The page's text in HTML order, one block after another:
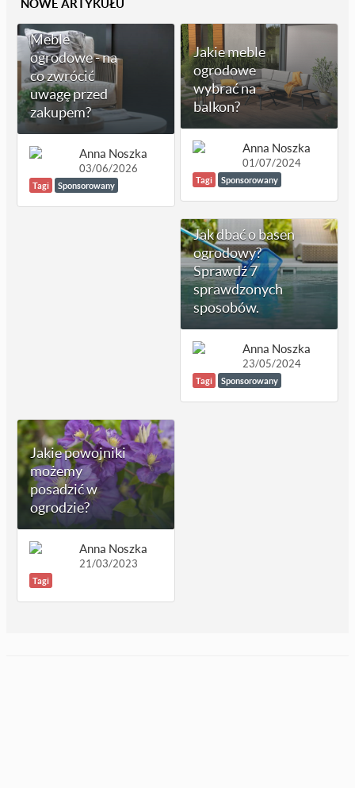
NOWE ARTYKUŁU
Meble
ogrodowe - na
co zwrócić
uwagę przed
zakupem?
Anna Noszka
03/06/2026
Tagi Sponsorowany
Jakie meble
ogrodowe
wybrać na
balkon?
Anna Noszka
01/07/2024
Tagi Sponsorowany
Jak dbać o basen
ogrodowy?
Sprawdź 7
sprawdzonych
sposobów.
Anna Noszka
23/05/2024
Tagi Sponsorowany
Jakie powojniki
możemy
posadzić w
ogrodzie?
Anna Noszka
21/03/2023
Tagi